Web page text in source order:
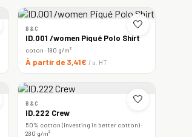
🤍
B&C
ID.001 /women Piqué Polo Shirt
coton · 180 g/m²
À partir de 3,41€ / u. HT
🤍
B&C
ID.222 Crew
50% cotton (investing in better cotton) ·
280 g/m²